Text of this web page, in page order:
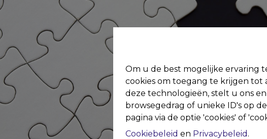
Om u de best mogelijke ervaring
cookies om toegang te krijgen tot
deze technologieën, stelt u ons
browsegedrag of unieke ID's op
pagina via de optie 'cookies' of
Cookiebeleid en Privacybeleid .